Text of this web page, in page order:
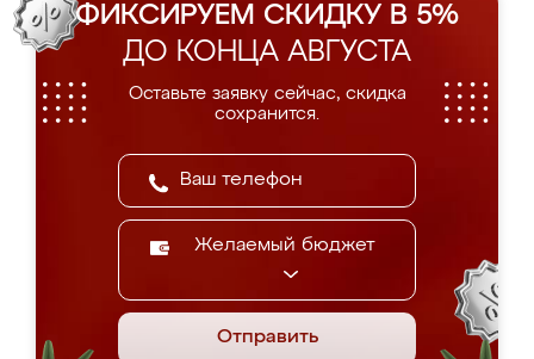
ФИКСИРУЕМ СКИДКУ В 5%
ДО КОНЦА АВГУСТА
Оставьте заявку сейчас, скидка
сохранится.
Желаемый бюджет
Отправить